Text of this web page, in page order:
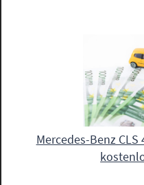
Mercedes-Benz